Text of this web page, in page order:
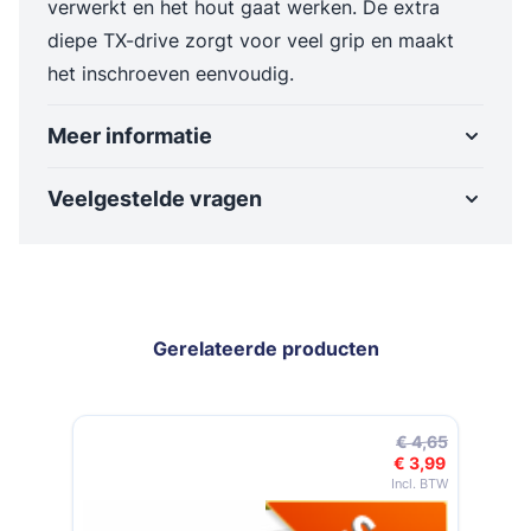
verwerkt en het hout gaat werken. De extra
diepe TX-drive zorgt voor veel grip en maakt
het inschroeven eenvoudig.
Meer informatie
Veelgestelde vragen
Gerelateerde producten
Navigeren door de elementen van de carrousel is mogelijk met
Druk om carrousel over te slaan
Druk op om naar carrouselnavigatie te gaan